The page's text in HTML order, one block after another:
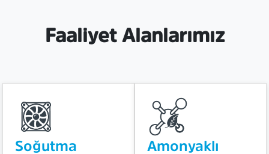
Faaliyet Alanlarımız
Soğutma
Amonyaklı